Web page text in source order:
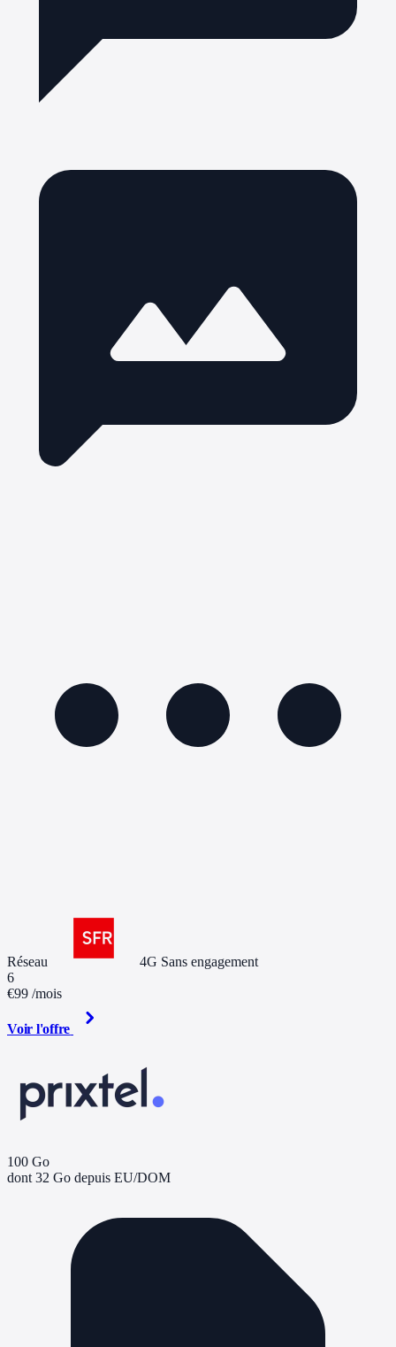
Réseau 4G Sans engagement
6
€99 /mois
Voir l'offre
100 Go
dont 32 Go depuis EU/DOM